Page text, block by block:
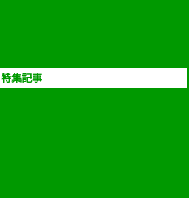
特集記事